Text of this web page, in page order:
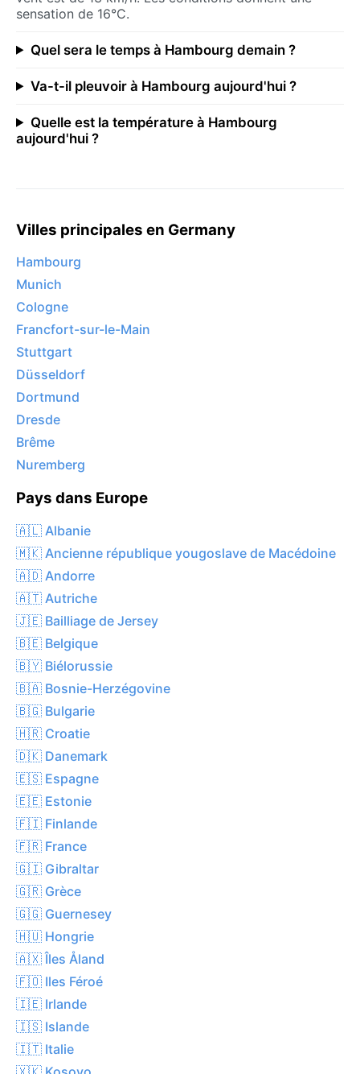
sensation de 16°C.
Quel sera le temps à Hambourg demain ?
Va-t-il pleuvoir à Hambourg aujourd'hui ?
Quelle est la température à Hambourg
aujourd'hui ?
Villes principales en Germany
Hambourg
Munich
Cologne
Francfort-sur-le-Main
Stuttgart
Düsseldorf
Dortmund
Dresde
Brême
Nuremberg
Pays dans Europe
🇦🇱 Albanie
🇲🇰 Ancienne république yougoslave de Macédoine
🇦🇩 Andorre
🇦🇹 Autriche
🇯🇪 Bailliage de Jersey
🇧🇪 Belgique
🇧🇾 Biélorussie
🇧🇦 Bosnie-Herzégovine
🇧🇬 Bulgarie
🇭🇷 Croatie
🇩🇰 Danemark
🇪🇸 Espagne
🇪🇪 Estonie
🇫🇮 Finlande
🇫🇷 France
🇬🇮 Gibraltar
🇬🇷 Grèce
🇬🇬 Guernesey
🇭🇺 Hongrie
🇦🇽 Îles Åland
🇫🇴 Iles Féroé
🇮🇪 Irlande
🇮🇸 Islande
🇮🇹 Italie